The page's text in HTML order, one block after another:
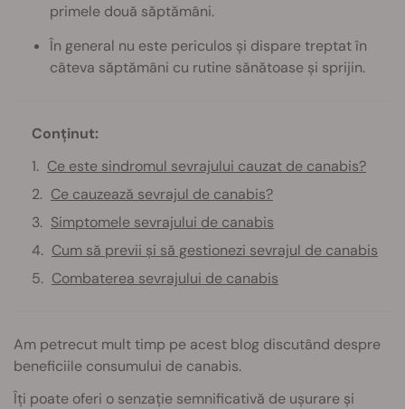
primele două săptămâni.
În general nu este periculos și dispare treptat în
câteva săptămâni cu rutine sănătoase și sprijin.
Conținut:
Ce este sindromul sevrajului cauzat de canabis?
Ce cauzează sevrajul de canabis?
Simptomele sevrajului de canabis
Cum să previi și să gestionezi sevrajul de canabis
Combaterea sevrajului de canabis
Am petrecut mult timp pe acest blog discutând despre
beneficiile consumului de canabis.
Îți poate oferi o senzație semnificativă de ușurare și